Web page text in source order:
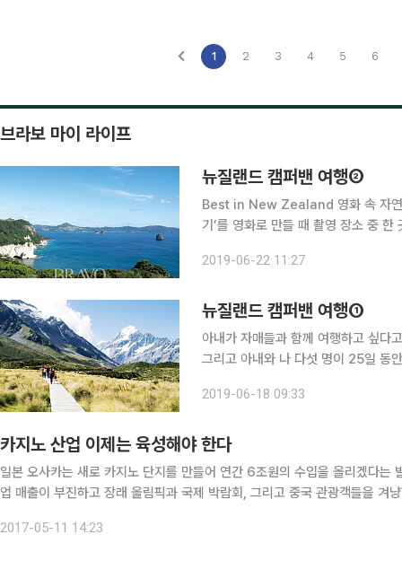
1 2 3 4 5 6
브라보 마이 라이프
뉴질랜드 캠퍼밴 여행②
Best in New Zealand 영화 속 자연 ‘
기’를 영화로 만들 때 촬영 장소 중
는 멋진 드라이브 코스를
2019-06-22 11:27
뉴질랜드 캠퍼밴 여행①
아내가 자매들과 함께 여행하고 싶다
그리고 아내와 나 다섯 명이 25일 동
자연에 대한 경외심과 겸손을 배웠다.
2019-06-18 09:33
카지노 산업 이제는 육성해야 한다
일본 오사카는 새로 카지노 단지를 만들어 연간 6조원의 수입을 올리겠다는
업 매출이 부진하고 장래 올림픽과 국제 박람회, 그리고 중국 관광객들을 겨
2017-05-11 14:23